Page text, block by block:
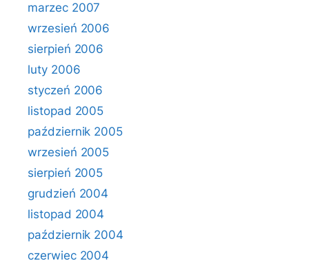
marzec 2007
wrzesień 2006
sierpień 2006
luty 2006
styczeń 2006
listopad 2005
październik 2005
wrzesień 2005
sierpień 2005
grudzień 2004
listopad 2004
październik 2004
czerwiec 2004